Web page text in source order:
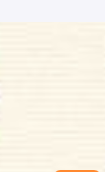
to